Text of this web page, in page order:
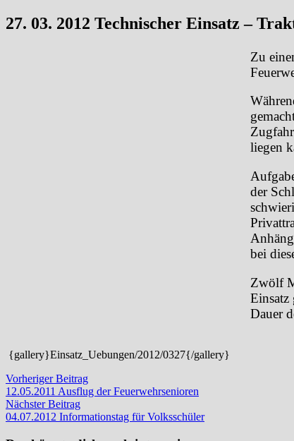
27. 03. 2012 Technischer Einsatz –
Zu
liegen
der
bei
Zwölf
Einsatz
Dauer
{gallery}Einsatz_Uebungen/2012/0327{/gallery}
Beitragsnavigation
Vorheriger BeitragVorheriger
Beitrag:
12.05.2011 Ausflug der Feuerwehrsenioren
Nächster BeitragNächster
Beitrag:
04.07.2012 Informationstag für Volksschüler